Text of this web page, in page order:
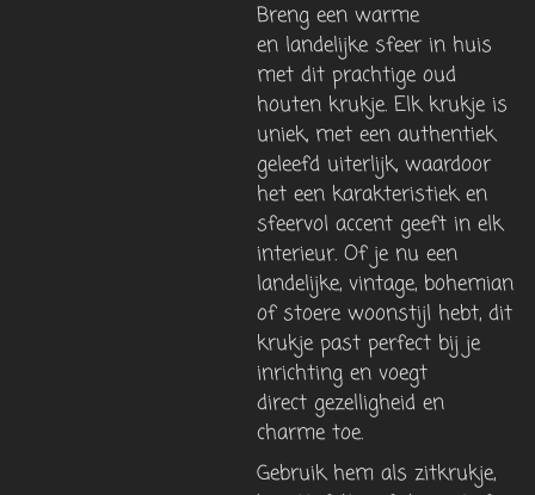
Breng een warme
en landelijke sfeer in huis
met dit prachtige oud
houten krukje. Elk krukje is
uniek, met een authentiek
geleefd uiterlijk, waardoor
het een karakteristiek en
sfeervol accent geeft in elk
interieur. Of je nu een
landelijke, vintage, bohemian
of stoere woonstijl hebt, dit
krukje past perfect bij je
inrichting en voegt
direct gezelligheid en
charme toe.
Gebruik hem als zitkrukje,